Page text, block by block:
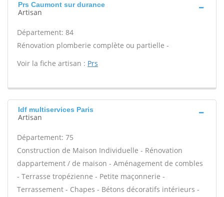
Prs Caumont sur durance
Artisan
Département: 84
Rénovation plomberie complète ou partielle -
Voir la fiche artisan : Prs
Idf multiservices Paris
Artisan
Département: 75
Construction de Maison Individuelle - Rénovation
dappartement / de maison - Aménagement de combles
- Terrasse tropézienne - Petite maçonnerie -
Terrassement - Chapes - Bétons décoratifs intérieurs -